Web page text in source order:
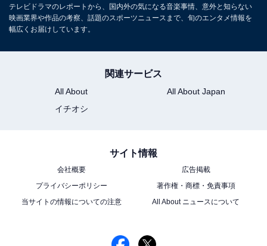
テレビドラマのレポートから、国内外の気になる音楽事情、意外と知らない
映画業界や作品の考察、話題のスポーツニュースまで、旬のエンタメ情報を
幅広くお届けしています。
関連サービス
All About
All About Japan
イチオシ
サイト情報
会社概要
広告掲載
プライバシーポリシー
著作権・商標・免責事項
当サイトの情報についての注意
All About ニュースについて